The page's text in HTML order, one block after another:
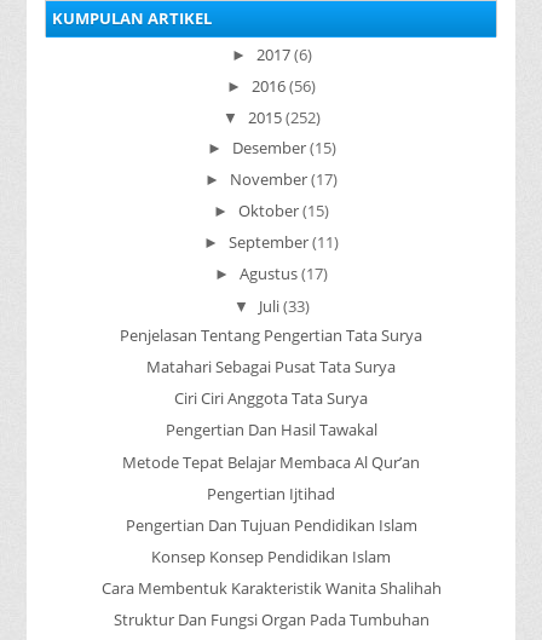
KUMPULAN ARTIKEL
► 2017(6)
► 2016(56)
▼ 2015(252)
► Desember(15)
► November(17)
► Oktober(15)
► September(11)
► Agustus(17)
▼ Juli(33)
Penjelasan Tentang Pengertian Tata Surya
Matahari Sebagai Pusat Tata Surya
Ciri Ciri Anggota Tata Surya
Pengertian Dan Hasil Tawakal
Metode Tepat Belajar Membaca Al Qur’an
Pengertian Ijtihad
Pengertian Dan Tujuan Pendidikan Islam
Konsep Konsep Pendidikan Islam
Cara Membentuk Karakteristik Wanita Shalihah
Struktur Dan Fungsi Organ Pada Tumbuhan